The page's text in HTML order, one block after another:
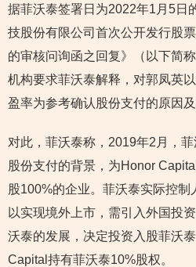
据菲沃泰签署日为2022年1月5日
技股份有限公司首次公开发行股
的审核问询函之回复》（以下简
机构要求菲沃泰解释，对郭凤英
盈率为参考确认股份支付的原因及
对此，菲沃泰称，2019年2月，
股份支付的背景，为Honor
股100%的企业。菲沃泰实际控
以实现境外上市，需引入外国投
沃泰的发展，决定投资入股菲沃
Capital持有菲沃泰10%股权。